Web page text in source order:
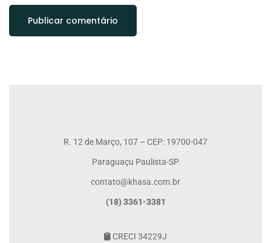
R. 12 de Março, 107 – CEP: 19700-047
Paraguaçu Paulista-SP
contato@khasa.com.br
(18) 3361-3381
CRECI 34229J